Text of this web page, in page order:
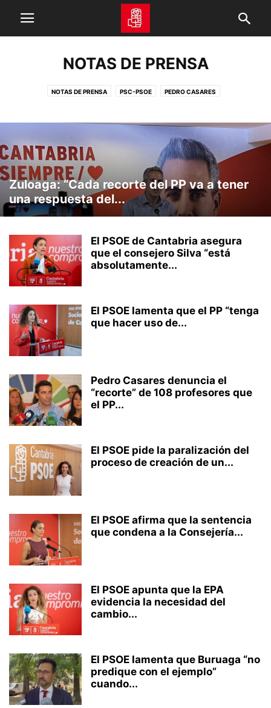
NOTAS DE PRENSA
NOTAS DE PRENSA PSC-PSOE PEDRO CASARES
Zuloaga: “Cada recorte del PP va a tener
una respuesta del...
El PSOE de Cantabria asegura
que el consejero Silva “está
absolutamente...
El PSOE lamenta que el PP “tenga
que hacer uso de...
Pedro Casares denuncia el
“recorte” de 108 profesores que
el PP...
El PSOE pide la paralización del
proceso de creación de un...
El PSOE afirma que la sentencia
que condena a la Consejería...
El PSOE apunta que la EPA
evidencia la necesidad del
cambio...
El PSOE lamenta que Buruaga “no
predique con el ejemplo”
cuando...